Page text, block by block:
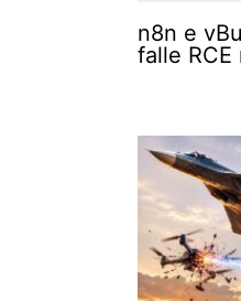
n8n e
falle